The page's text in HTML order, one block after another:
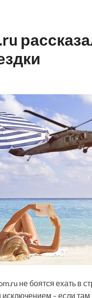
не боятся ехать в
– если